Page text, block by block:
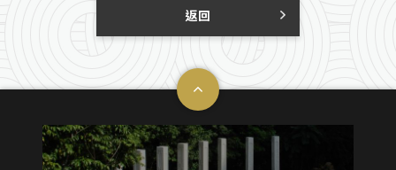
返回